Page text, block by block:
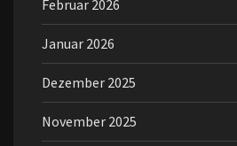
Februar 2026
Januar 2026
Dezember 2025
November 2025